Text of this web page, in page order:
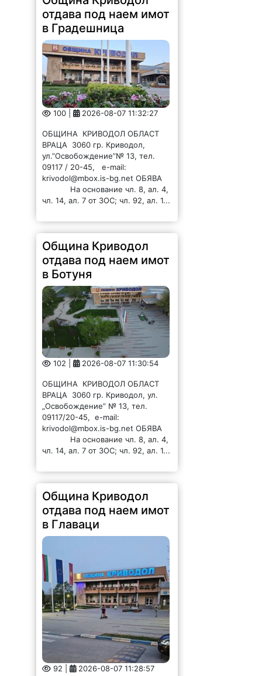
отдава под наем имот
в Градешница
100 | 2026-08-07 11:32:27
ОБЩИНА КРИВОДОЛ ОБЛАСТ
ВРАЦА 3060 гр. Криводол,
ул.”Освобождение”№ 13, тел.
09117 / 20-45, e-mail:
krivodol@mbox.is-bg.net ОБЯВА
На основание чл. 8, ал. 4,
чл. 14, ал. 7 от ЗОС; чл. 92, ал. 1...
Община Криводол
отдава под наем имот
в Ботуня
102 | 2026-08-07 11:30:54
ОБЩИНА КРИВОДОЛ ОБЛАСТ
ВРАЦА 3060 гр. Криводол, ул.
„Освобождение” № 13, тел.
09117/20-45, e-mail:
krivodol@mbox.is-bg.net ОБЯВА
На основание чл. 8, ал. 4,
чл. 14, ал. 7 от ЗОС; чл. 92, ал. 1...
Община Криводол
отдава под наем имот
в Главаци
92 | 2026-08-07 11:28:57